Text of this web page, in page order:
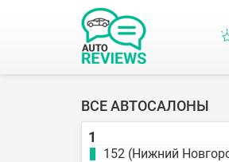
ВСЕ АВТОСАЛОНЫ
1
152 (Нижний